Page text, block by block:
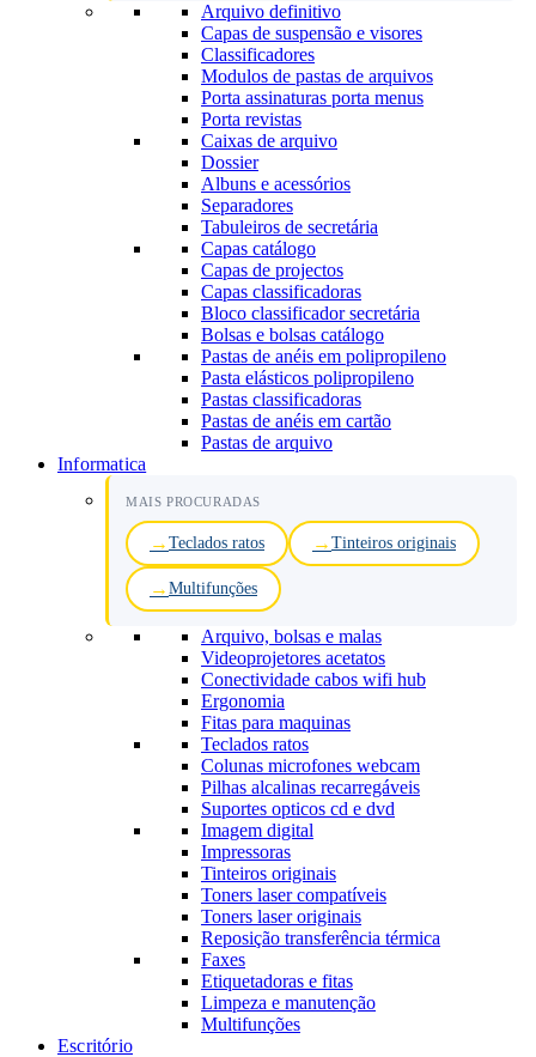
Arquivo definitivo
Capas de suspensão e visores
Classificadores
Modulos de pastas de arquivos
Porta assinaturas porta menus
Porta revistas
Caixas de arquivo
Dossier
Albuns e acessórios
Separadores
Tabuleiros de secretária
Capas catálogo
Capas de projectos
Capas classificadoras
Bloco classificador secretária
Bolsas e bolsas catálogo
Pastas de anéis em polipropileno
Pasta elásticos polipropileno
Pastas classificadoras
Pastas de anéis em cartão
Pastas de arquivo
Informatica
MAIS PROCURADAS
Teclados ratos Tinteiros originais
Multifunções
Arquivo, bolsas e malas
Videoprojetores acetatos
Conectividade cabos wifi hub
Ergonomia
Fitas para maquinas
Teclados ratos
Colunas microfones webcam
Pilhas alcalinas recarregáveis
Suportes opticos cd e dvd
Imagem digital
Impressoras
Tinteiros originais
Toners laser compatíveis
Toners laser originais
Reposição transferência térmica
Faxes
Etiquetadoras e fitas
Limpeza e manutenção
Multifunções
Escritório